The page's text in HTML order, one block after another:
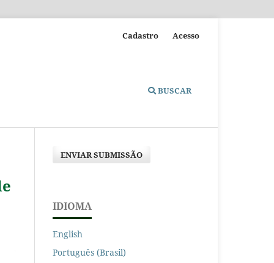
BUSCAR
Cadastro Acesso
ENVIAR SUBMISSÃO
IDIOMA
English
Português (Brasil)